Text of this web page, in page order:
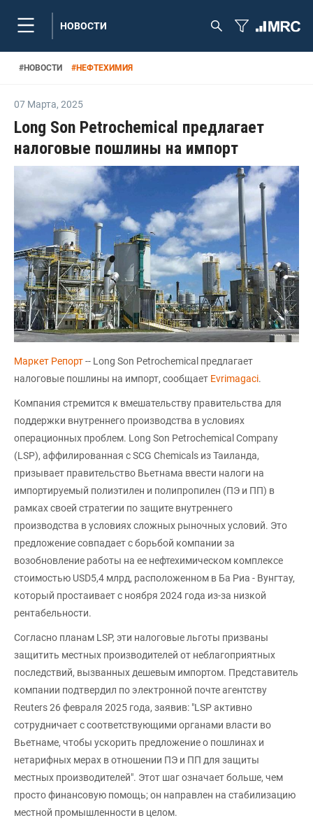
НОВОСТИ
#НОВОСТИ #НЕФТЕХИМИЯ
07 Марта, 2025
Long Son Petrochemical предлагает
налоговые пошлины на импорт
Маркет Репорт-- Long Son Petrochemical предлагает
налоговые пошлины на импорт, сообщает Еvrimagaci.
Компания стремится к вмешательству правительства для
поддержки внутреннего производства в условиях
операционных проблем. Long Son Petrochemical Company
(LSP), аффилированная с SCG Chemicals из Таиланда,
призывает правительство Вьетнама ввести налоги на
импортируемый полиэтилен и полипропилен (ПЭ и ПП) в
рамках своей стратегии по защите внутреннего
производства в условиях сложных рыночных условий. Это
предложение совпадает с борьбой компании за
возобновление работы на ее нефтехимическом комплексе
стоимостью USD5,4 млрд, расположенном в Ба Риа - Вунгтау,
который простаивает с ноября 2024 года из-за низкой
рентабельности.
Согласно планам LSP, эти налоговые льготы призваны
защитить местных производителей от неблагоприятных
последствий, вызванных дешевым импортом. Представитель
компании подтвердил по электронной почте агентству
Reuters 26 февраля 2025 года, заявив: "LSP активно
сотрудничает с соответствующими органами власти во
Вьетнаме, чтобы ускорить предложение о пошлинах и
нетарифных мерах в отношении ПЭ и ПП для защиты
местных производителей". Этот шаг означает больше, чем
просто финансовую помощь; он направлен на стабилизацию
местной промышленности в целом.